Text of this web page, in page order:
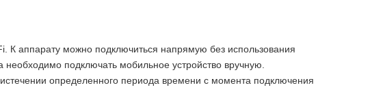
К аппарату можно подключиться напрямую без использования
подключать мобильное устройство вручную.
определенного периода времени с момента подключения